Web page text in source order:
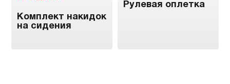
Комплект накидок
на сидения
Рулевая оплетка